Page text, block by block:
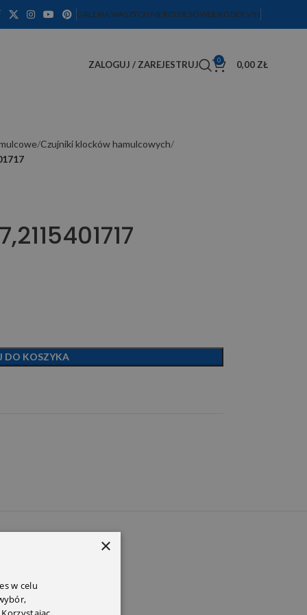
GALERIA WASZYCH MERCEDESÓWDEKODER VIN
ZALOGUJ / ZAREJESTRUJ 0 0,00 ZŁ
Czujniki klocków hamulcowych
DO KOSZYKA
×
w celu